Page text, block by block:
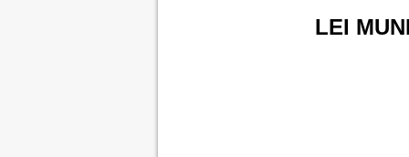
LEI